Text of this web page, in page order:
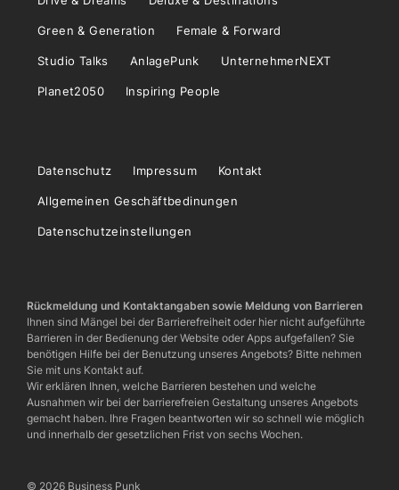
Green & Generation Female & Forward
Studio Talks AnlagePunk UnternehmerNEXT
Planet2050 Inspiring People
Datenschutz Impressum Kontakt
Allgemeinen Geschäftbedinungen
Datenschutzeinstellungen
Rückmeldung und Kontaktangaben sowie Meldung von Barrieren
Ihnen sind Mängel bei der Barrierefreiheit oder hier nicht aufgeführte
Barrieren in der Bedienung der Website oder Apps aufgefallen? Sie
benötigen Hilfe bei der Benutzung unseres Angebots? Bitte nehmen
Sie mit uns Kontakt auf.
Wir erklären Ihnen, welche Barrieren bestehen und welche
Ausnahmen wir bei der barrierefreien Gestaltung unseres Angebots
gemacht haben. Ihre Fragen beantworten wir so schnell wie möglich
und innerhalb der gesetzlichen Frist von sechs Wochen.
© 2026 Business Punk